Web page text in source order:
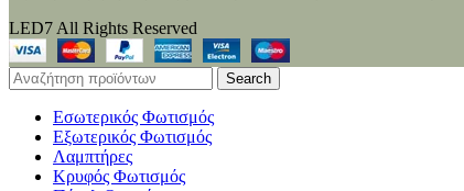
LED7 All Rights Reserved
Search
Εσωτερικός Φωτισμός
Εξωτερικός Φωτισμός
Λαμπτήρες
Κρυφός Φωτισμός